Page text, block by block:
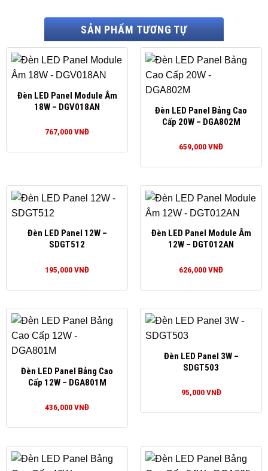
SẢN PHẨM TƯƠNG TỰ
Đèn LED Panel Module Âm
18W – DGV018AN
767,000VNĐ
Đèn LED Panel Bảng Cao
Cấp 20W – DGA802M
659,000VNĐ
Đèn LED Panel 12W –
SDGT512
195,000VNĐ
Đèn LED Panel Module Âm
12W – DGT012AN
626,000VNĐ
Đèn LED Panel Bảng Cao
Cấp 12W – DGA801M
436,000VNĐ
Đèn LED Panel 3W –
SDGT503
95,000VNĐ